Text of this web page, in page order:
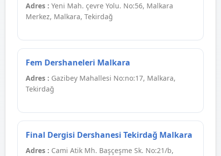
Adres : Yeni Mah. çevre Yolu. No:56, Malkara
Merkez, Malkara, Tekirdağ
Fem Dershaneleri Malkara
Adres : Gazibey Mahallesi No:no:17, Malkara,
Tekirdağ
Final Dergisi Dershanesi Tekirdağ Malkara
Adres : Cami Atik Mh. Başçeşme Sk. No:21/b,